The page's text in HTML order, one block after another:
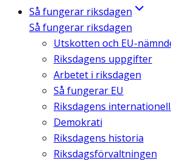
Så fungerar riksdagen
Så fungerar riksdagen
Utskotten och EU-
Riksdagens uppgifter
Arbetet i riksdagen
Så fungerar EU
Riksdagens
Demokrati
Riksdagens historia
Riksdagsförvaltningen